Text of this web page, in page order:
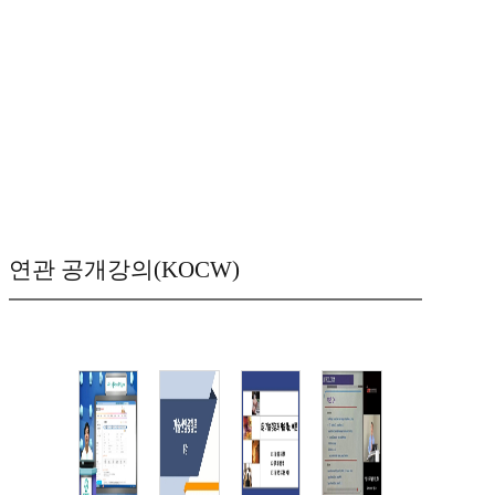
연관 공개강의(KOCW)